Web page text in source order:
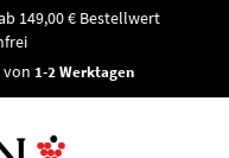
149,00 € Bestellwert
1-2 Werktagen